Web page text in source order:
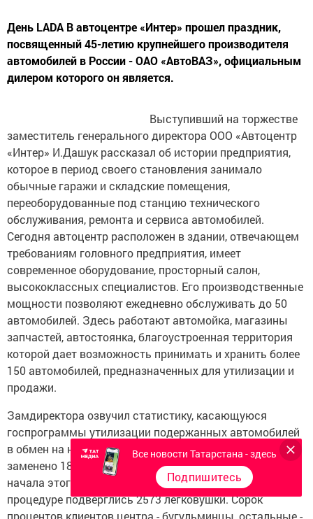
День LADA В автоцентре «Интер» прошел праздник,
посвященный 45-летию крупнейшего производителя
автомобилей в России - ОАО «АвтоВАЗ», официальным
дилером которого он является.
Выступивший на торжестве
заместитель генерального директора ООО «Автоцентр
«Интер» И.Дашук рассказал об истории предприятия,
которое в период своего становления занимало
обычные гаражи и складские помещения,
переоборудованные под станцию технического
обслуживания, ремонта и сервиса автомобилей.
Сегодня автоцентр расположен в здании, отвечающем
требованиям головного предприятия, имеет
современное оборудование, просторный салон,
высококлассных специалистов. Его производственные
мощности позволяют ежедневно обслуживать до 50
автомобилей. Здесь работают автомойка, магазины
запчастей, автостоянка, благоустроенная территория
которой дает возможность принимать и хранить более
150 автомобилей, предназначенных для утилизации и
продажи.
Замдиректора озвучил статистику, касающуюся
госпрограммы утилизации подержанных автомобилей
в обмен на новые. В прошлом году в ее рамках было
заменено 1800 авто, столько же утилизировано с
начала этого года. А всего с марта 2010 года этой
процедуре подверглись 2573 легковушки. Сорок
процентов клиентов центра - бугульминцы, остальные -
Все новости Татарстана - здесь
Подпишитесь